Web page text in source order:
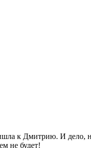
к Дмитрию. И дело,
не будет!